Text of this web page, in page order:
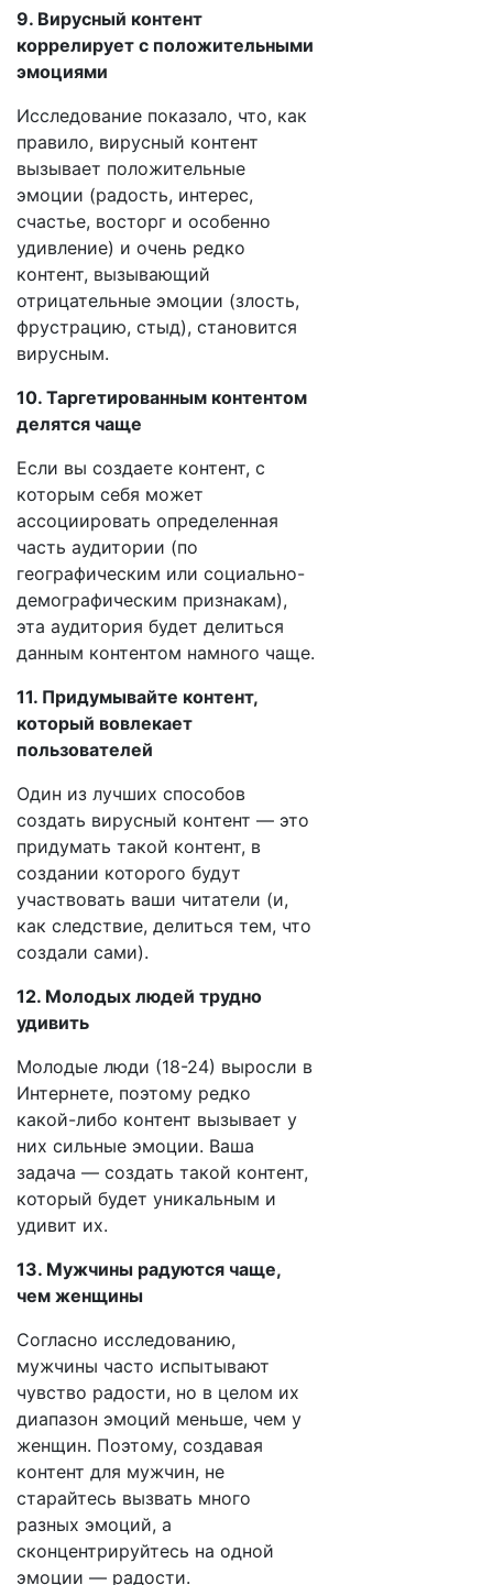
9. Вирусный контент
коррелирует с положительными
эмоциями
Исследование показало, что, как
правило, вирусный контент
вызывает положительные
эмоции (радость, интерес,
счастье, восторг и особенно
удивление) и очень редко
контент, вызывающий
отрицательные эмоции (злость,
фрустрацию, стыд), становится
вирусным.
10. Таргетированным контентом
делятся чаще
Если вы создаете контент, с
которым себя может
ассоциировать определенная
часть аудитории (по
географическим или социально-
демографическим признакам),
эта аудитория будет делиться
данным контентом намного чаще.
11. Придумывайте контент,
который вовлекает
пользователей
Один из лучших способов
создать вирусный контент — это
придумать такой контент, в
создании которого будут
участвовать ваши читатели (и,
как следствие, делиться тем, что
создали сами).
12. Молодых людей трудно
удивить
Молодые люди (18-24) выросли в
Интернете, поэтому редко
какой-либо контент вызывает у
них сильные эмоции. Ваша
задача — создать такой контент,
который будет уникальным и
удивит их.
13. Мужчины радуются чаще,
чем женщины
Согласно исследованию,
мужчины часто испытывают
чувство радости, но в целом их
диапазон эмоций меньше, чем у
женщин. Поэтому, создавая
контент для мужчин, не
старайтесь вызвать много
разных эмоций, а
сконцентрируйтесь на одной
эмоции — радости.